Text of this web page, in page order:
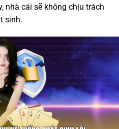
nhà cái sẽ không chịu trách
sinh.